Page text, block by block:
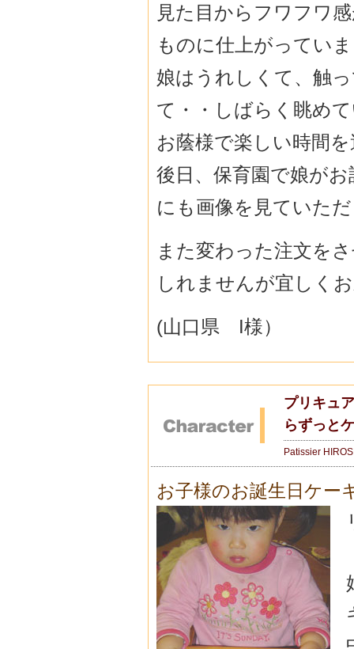
見た目からフワフワ
ものに仕上がってい
娘はうれしくて、触
て・・しばらく眺め
お蔭様で楽しい時間
後日、保育園で娘が
にも画像を見ていた
また変わった注文を
しれませんが宜しく
(山口県 I様）
プリキュ
らずっと
Patissier
お子様のお誕生日ケー